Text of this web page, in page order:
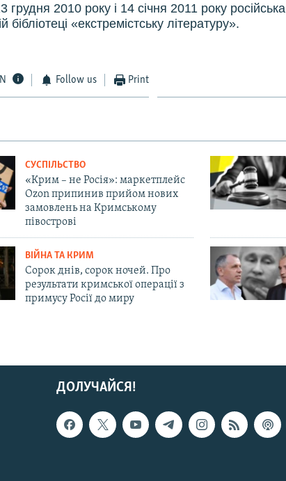
2010 року і 14 січня 2011 року російська
«екстремістську літературу».
Follow us Print
СУСПІЛЬСТВО
«Крим – не Росія»: маркетплейс
Ozon припинив прийом нових
замовлень на Кримському
півострові
ВІЙНА ТА КРИМ
Сорок днів, сорок ночей. Про
результати кримської операції з
примусу Росії до миру
ДОЛУЧАЙСЯ!